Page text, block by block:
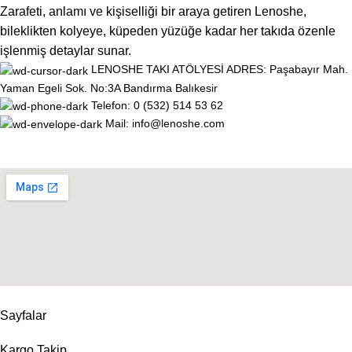
Zarafeti, anlamı ve kişiselliği bir araya getiren Lenoshe,
bileklikten kolyeye, küpeden yüzüğe kadar her takıda özenle
işlenmiş detaylar sunar.
LENOSHE TAKI ATÖLYESİ ADRES: Paşabayır Mah.
Yaman Egeli Sok. No:3A Bandırma Balıkesir
Telefon: 0 (532) 514 53 62
Mail: info@lenoshe.com
Sayfalar